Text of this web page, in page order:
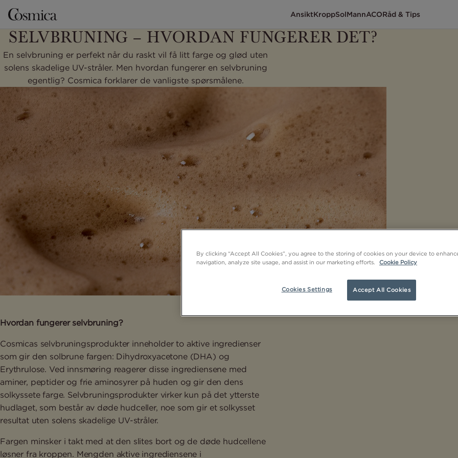
AnsiktKroppSolMannACORåd & Tips
SELVBRUNING – HVORDAN FUNGERER DET?
En selvbruning er perfekt når du raskt vil få litt farge og glød uten
solens skadelige UV-stråler. Men hvordan fungerer en selvbruning
egentlig? Cosmica forklarer de vanligste spørsmålene.
Hvordan fungerer selvbruning?
Cosmicas selvbruningsprodukter inneholder to aktive ingredienser
som gir den solbrune fargen: Dihydroxyacetone (DHA) og
Erythrulose. Ved innsmøring reagerer disse ingrediensene med
aminer, peptider og frie aminosyrer på huden og gir den dens
solkyssete farge. Selvbruningsprodukter virker kun på det ytterste
hudlaget, som består av døde hudceller, noe som gir et solkysset
resultat uten solens skadelige UV-stråler.
Fargen minsker i takt med at den slites bort og de døde hudcellene
løsner fra kroppen. Mengden aktive ingrediensene i
By clicking “Accept All Cookies”, you agree to the storing of cookies on your device to
navigation, analyze site usage, and assist in our marketing efforts.
Cookie Policy
Cookies Settings Accept All Cookies